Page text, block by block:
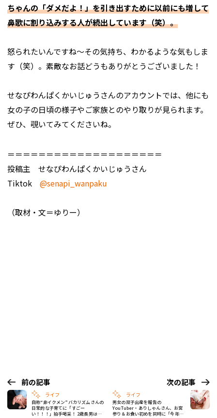
ちゃんの「ダメだよ！」を引き出すために以前にも増して
鼻歌に割り込みする人が続出しています（笑）。
――怒られたいんですね～その気持ち、わかるような気もしま
す（笑）。素敵なお話どうもありがとうございました！
せなぴわんぱくかいじゅうさんのアカウントでは、他にも
女の子の日頃の様子やご家族とのやり取りが見られます。
ぜひ、覗いてみてくださいね。
＝＝＝＝＝＝＝＝＝＝＝＝＝＝＝＝＝＝＝＝
投稿主 せなぴわんぱくかいじゅうさん
Tiktok @senapi_wanpaku
（取材・文＝ゆりー）
前の記事
ライフ
自称“非イクメン”バカリズムさんの
日常的な子育てに「すごー
い！！！」拍手喝采！ 2歳長男はイ
次の記事
ライフ
男女の双子出産を報告の
YouTuber・ありしゃんさん、お宮
参り＆お食い初めを同時に「今年は